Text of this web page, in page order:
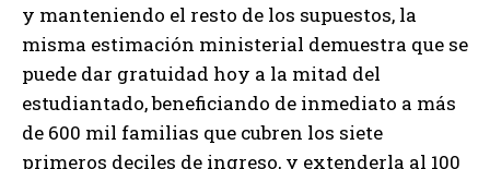
y manteniendo el resto de los supuestos, la
misma estimación ministerial demuestra que se
puede dar gratuidad hoy a la mitad del
estudiantado, beneficiando de inmediato a más
de 600 mil familias que cubren los siete
primeros deciles de ingreso, y extenderla al 100